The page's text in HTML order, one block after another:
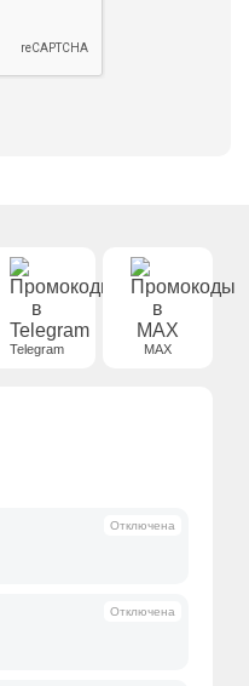
Telegram MAX
Отключена
Отключена